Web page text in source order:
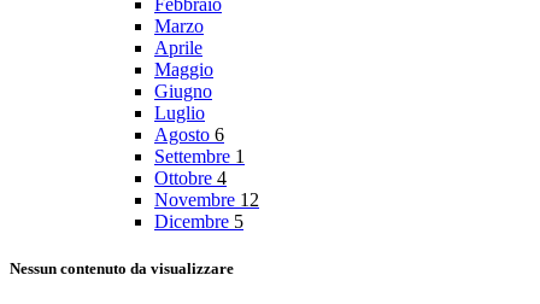
Febbraio
Marzo
Aprile
Maggio
Giugno
Luglio
Agosto 6
Settembre 1
Ottobre 4
Novembre 12
Dicembre 5
Nessun contenuto da visualizzare